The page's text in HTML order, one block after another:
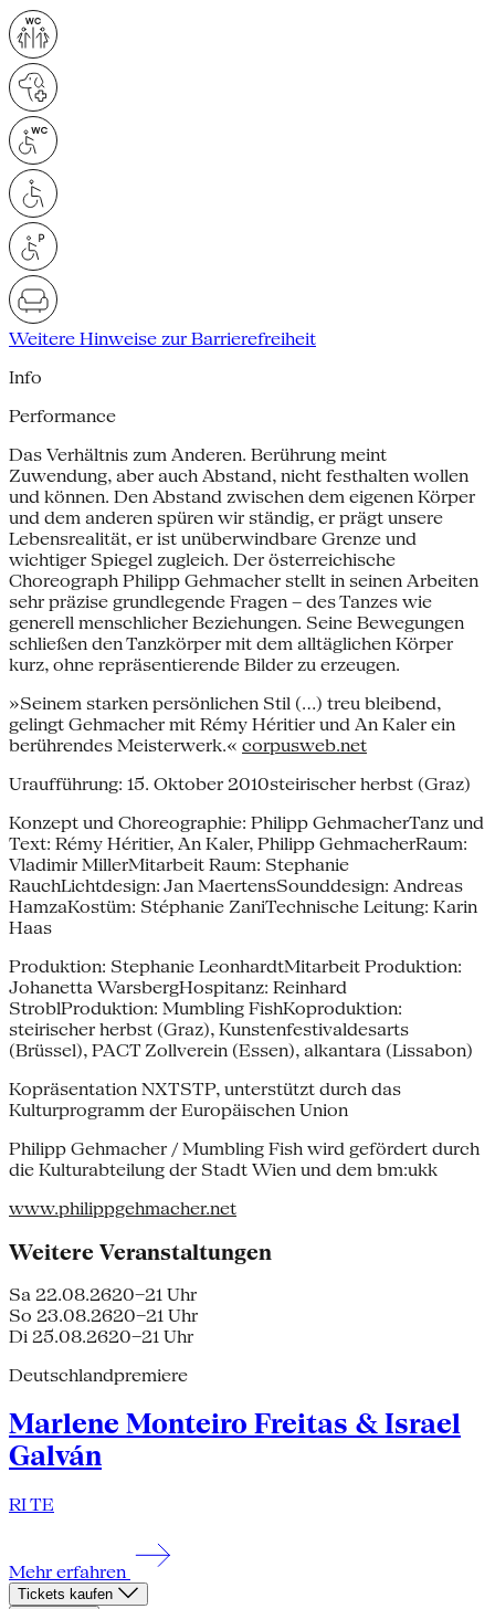
Weitere Hinweise zur Barrierefreiheit
Info
Performance
Das Verhältnis zum Anderen. Berührung meint
Zuwendung, aber auch Abstand, nicht festhalten wollen
und können. Den Abstand zwischen dem eigenen Körper
und dem anderen spüren wir ständig, er prägt unsere
Lebensrealität, er ist unüberwindbare Grenze und
wichtiger Spiegel zugleich. Der österreichische
Choreograph Philipp Gehmacher stellt in seinen Arbeiten
sehr präzise grundlegende Fragen – des Tanzes wie
generell menschlicher Beziehungen. Seine Bewegungen
schließen den Tanzkörper mit dem alltäglichen Körper
kurz, ohne repräsentierende Bilder zu erzeugen.
»Seinem starken persönlichen Stil (…) treu bleibend,
gelingt Gehmacher mit Rémy Héritier und An Kaler ein
berührendes Meisterwerk.« corpusweb.net
Uraufführung: 15. Oktober 2010steirischer herbst (Graz)
Konzept und Choreographie: Philipp GehmacherTanz und
Text: Rémy Héritier, An Kaler, Philipp GehmacherRaum:
Vladimir MillerMitarbeit Raum: Stephanie
RauchLichtdesign: Jan MaertensSounddesign: Andreas
HamzaKostüm: Stéphanie ZaniTechnische Leitung: Karin
Haas
Produktion: Stephanie LeonhardtMitarbeit Produktion:
Johanetta WarsbergHospitanz: Reinhard
StroblProduktion: Mumbling FishKoproduktion:
steirischer herbst (Graz), Kunstenfestivaldesarts
(Brüssel), PACT Zollverein (Essen), alkantara (Lissabon)
Kopräsentation NXTSTP, unterstützt durch das
Kulturprogramm der Europäischen Union
Philipp Gehmacher / Mumbling Fish wird gefördert durch
die Kulturabteilung der Stadt Wien und dem bm:ukk
www.philippgehmacher.net
Weitere Veranstaltungen
Sa 22.08.2620–21 Uhr
So 23.08.2620–21 Uhr
Di 25.08.2620–21 Uhr
Deutschlandpremiere
Marlene Monteiro Freitas & Israel
Galván
RI TE
Mehr erfahren
Tickets kaufen